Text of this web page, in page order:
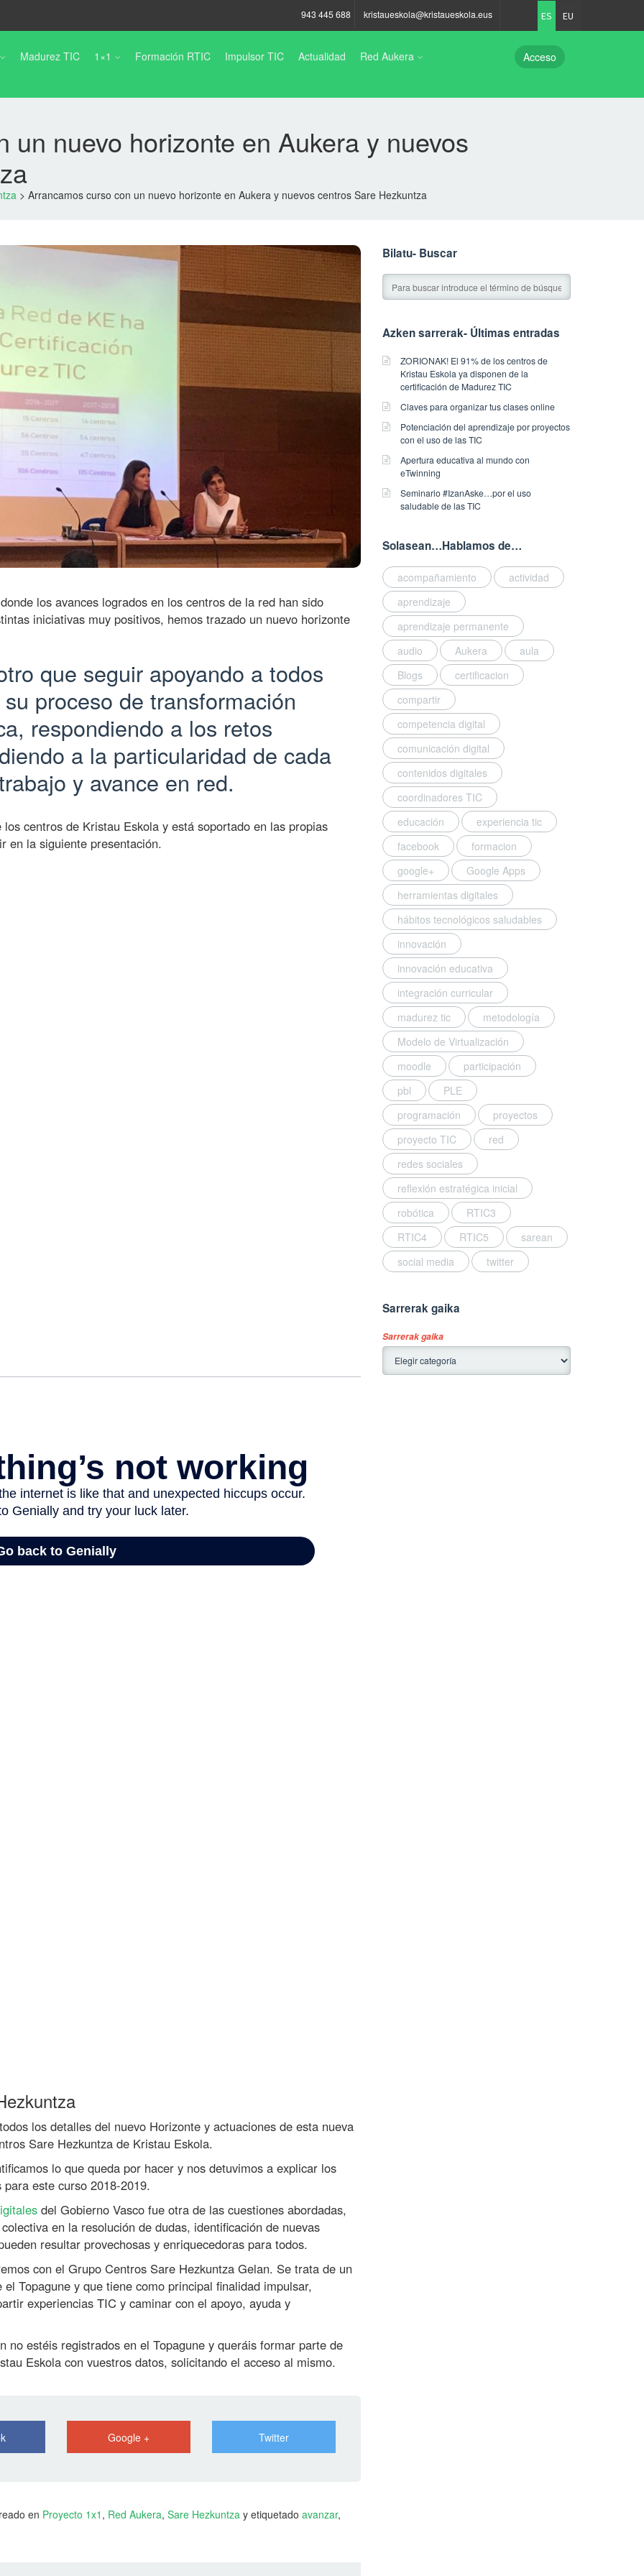
943 445 688 kristaueskola@kristaueskola.eus ES EU
Madurez TIC 1×1 Formación RTIC Impulsor TIC Actualidad Red Aukera Acceso
un nuevo horizonte en Aukera y nuevos
> Arrancamos curso con un nuevo horizonte en Aukera y nuevos centros Sare Hezkuntza
los avances logrados en los centros de la red han sido
iniciativas muy positivos, hemos trazado un nuevo horizonte
que seguir apoyando a todos
proceso de transformación
respondiendo a los retos
a la particularidad de cada
y avance en red.
centros de Kristau Eskola y está soportado en las propias
en la siguiente presentación.
los detalles del nuevo Horizonte y actuaciones de esta nueva
Sare Hezkuntza de Kristau Eskola.
lo que queda por hacer y nos detuvimos a explicar los
este curso 2018-2019.
del Gobierno Vasco fue otra de las cuestiones abordadas,
en la resolución de dudas, identificación de nuevas
resultar provechosas y enriquecedoras para todos.
con el Grupo Centros Sare Hezkuntza Gelan. Se trata de un
Topagune y que tiene como principal finalidad impulsar,
experiencias TIC y caminar con el apoyo, ayuda y
no estéis registrados en el Topagune y queráis formar parte de
Eskola con vuestros datos, solicitando el acceso al mismo.
Google + Twitter
en Proyecto 1x1 , Red Aukera, Sare Hezkuntza y etiquetado avanzar,
Bilatu- Buscar
Azken sarrerak- Últimas entradas
ZORIONAK! El 91% de los centros de
Kristau Eskola ya disponen de la
certificación de Madurez TIC
Claves para organizar tus clases online
Potenciación del aprendizaje por proyectos
con el uso de las TIC
Apertura educativa al mundo con
eTwinning
Seminario #IzanAske…por el uso
saludable de las TIC
Solasean…Hablamos de…
acompañamiento
actividad
aprendizaje
aprendizaje permanente
audio
Aukera
aula
Blogs
certificacion
compartir
competencia digital
comunicación digital
contenidos digitales
coordinadores TIC
educación
experiencia tic
facebook
formacion
google+
Google Apps
herramientas digitales
hábitos tecnológicos saludables
innovación
innovación educativa
integración curricular
madurez tic
metodología
Modelo de Virtualización
moodle
participación
pbl
PLE
programación
proyectos
proyecto TIC
red
redes sociales
reflexión estratégica inicial
robótica
RTIC3
RTIC4
RTIC5
sarean
social media
twitter
Sarrerak gaika
Sarrerak gaika